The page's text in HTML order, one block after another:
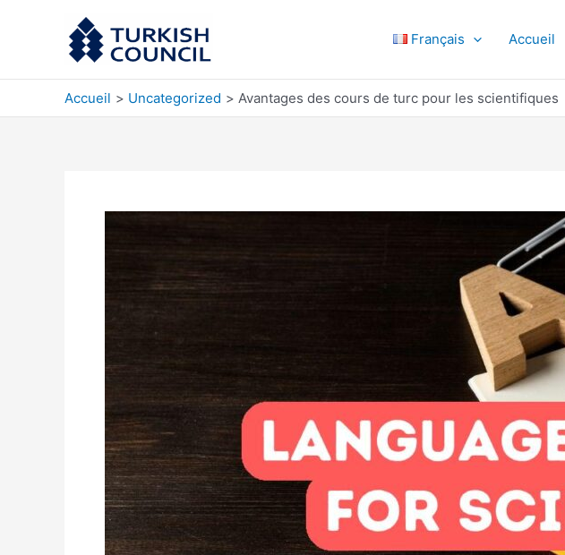
Français Accueil
Accueil Uncategorized Avantages des cours de turc pour les scientifiques